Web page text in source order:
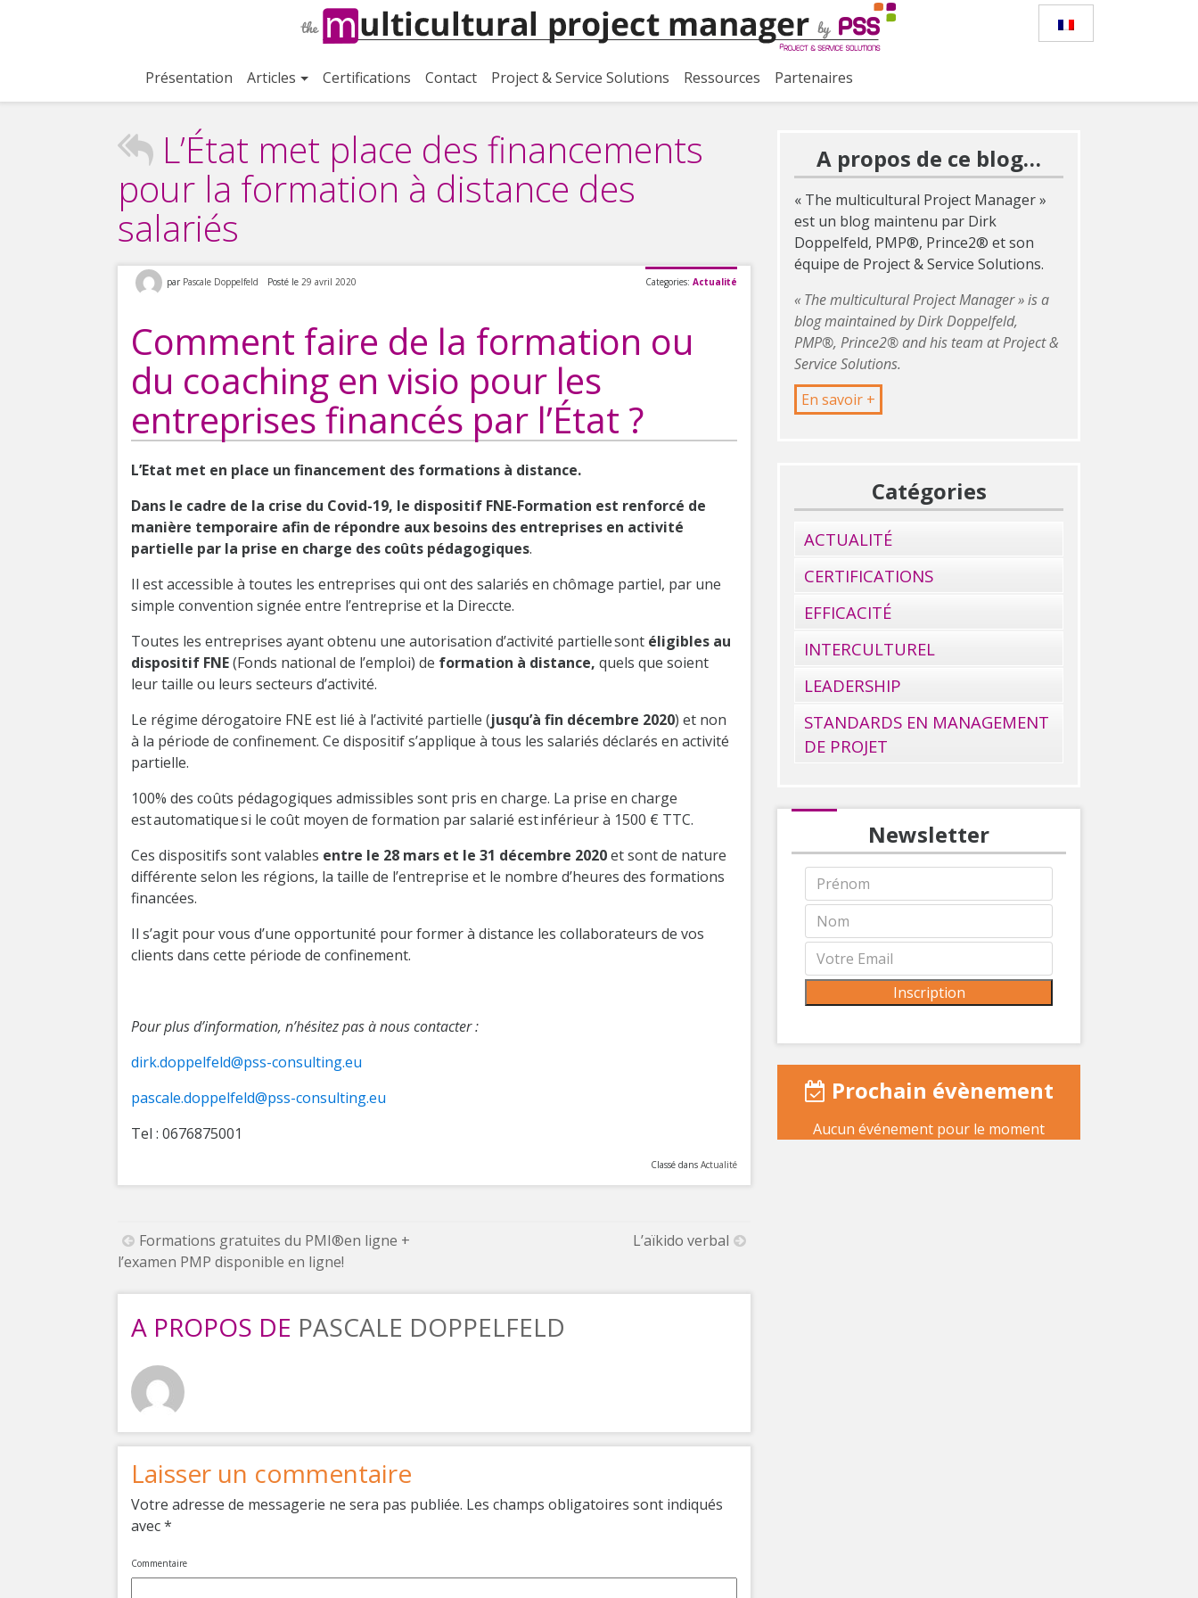
Présentation
Articles Certifications Contact Project & Service Solutions Ressources Partenaires
L’État met place des financements
pour la formation à distance des
salariés
par Pascale Doppelfeld Posté le 29 avril 2020 Categories: Actualité
Comment faire de la formation ou
du coaching en visio pour les
entreprises financés par l’État ?
L’Etat met en place un financement des formations à distance.
Dans le cadre de la crise du Covid-19, le dispositif FNE-Formation est renforcé de
manière temporaire afin de répondre aux besoins des entreprises en activité
partielle par la prise en charge des coûts pédagogiques.
Il est accessible à toutes les entreprises qui ont des salariés en chômage partiel, par une
simple convention signée entre l’entreprise et la Direccte.
Toutes les entreprises ayant obtenu une autorisation d’activité partielle sont éligibles au
dispositif FNE(Fonds national de l’emploi) de formation à distance, quels que soient
leur taille ou leurs secteurs d’activité.
Le régime dérogatoire FNE est lié à l’activité partielle (jusqu’à fin décembre 2020) et non
à la période de confinement. Ce dispositif s’applique à tous les salariés déclarés en activité
partielle.
100% des coûts pédagogiques admissibles sont pris en charge. La prise en charge
est automatique si le coût moyen de formation par salarié est inférieur à 1500 € TTC.
Ces dispositifs sont valables entre le 28 mars et le 31 décembre 2020et sont de nature
différente selon les régions, la taille de l’entreprise et le nombre d’heures des formations
financées.
Il s’agit pour vous d’une opportunité pour former à distance les collaborateurs de vos
clients dans cette période de confinement.
Pour plus d’information, n’hésitez pas à nous contacter :
dirk.doppelfeld@pss-consulting.eu
pascale.doppelfeld@pss-consulting.eu
Tel : 0676875001
Classé dans Actualité
de
l’article
Formations gratuites du PMI®en ligne +
l’examen PMP disponible en ligne!
L’aïkido verbal
A PROPOS DE PASCALE DOPPELFELD
Laisser un commentaire
Votre adresse de messagerie ne sera pas publiée. Les champs obligatoires sont indiqués
avec*
Commentaire
A propos de ce blog…
« The multicultural Project Manager »
est un blog maintenu par Dirk
Doppelfeld, PMP®, Prince2® et son
équipe de Project & Service Solutions.
« The multicultural Project Manager » is a
blog maintained by Dirk Doppelfeld,
PMP®, Prince2® and his team at Project &
Service Solutions.
En savoir +
Catégories
ACTUALITÉ
CERTIFICATIONS
EFFICACITÉ
INTERCULTUREL
LEADERSHIP
STANDARDS EN MANAGEMENT
DE PROJET
Newsletter
Prochain évènement
Aucun événement pour le moment